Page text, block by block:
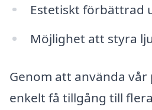
Estetiskt förbättrad
Möjlighet att styra
Genom att använda
enkelt få tillgång till